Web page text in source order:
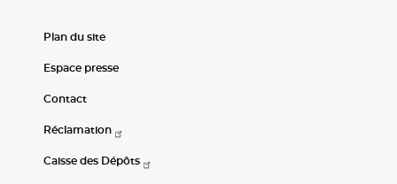
Plan du site
Espace presse
Contact
Réclamation
Caisse des Dépôts